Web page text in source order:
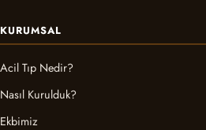
KURUMSAL
Acil Tıp Nedir?
Nasıl Kurulduk?
Ekbimiz